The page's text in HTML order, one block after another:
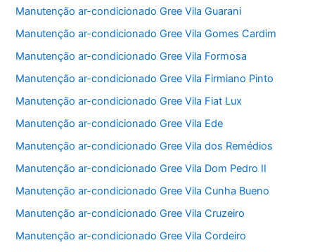
Manutenção ar-condicionado Gree Vila Guarani
Manutenção ar-condicionado Gree Vila Gomes Cardim
Manutenção ar-condicionado Gree Vila Formosa
Manutenção ar-condicionado Gree Vila Firmiano Pinto
Manutenção ar-condicionado Gree Vila Fiat Lux
Manutenção ar-condicionado Gree Vila Ede
Manutenção ar-condicionado Gree Vila dos Remédios
Manutenção ar-condicionado Gree Vila Dom Pedro II
Manutenção ar-condicionado Gree Vila Cunha Bueno
Manutenção ar-condicionado Gree Vila Cruzeiro
Manutenção ar-condicionado Gree Vila Cordeiro